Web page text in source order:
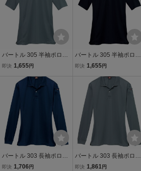
バートル 305 半袖ポロシ
ャツ ドライメッシュ ステ
速乾 作業服 作業着
即決 1,655円
バートル 305 半袖ポロシ
ャツ ドライメッシュ ブラ
速乾 作業服 作業着
即決 1,655円
バートル 303 長袖ポロシ
ャツ ドライメッシュ ネイ
即決 1,706 円
バートル 303 長袖ポロシ
ャツ ドライメッシュ ステ
即決 1,861円